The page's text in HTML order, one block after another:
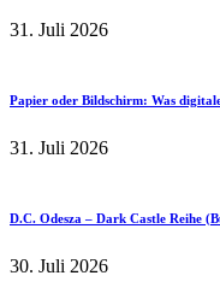
31. Juli 2026
Papier oder Bildschirm: Was
31. Juli 2026
D.C. Odesza – Dark Castle Reihe
30. Juli 2026